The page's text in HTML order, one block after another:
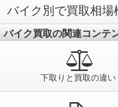
バイク別で買取相場
バイク買取の関連コンテ
下取りと買取の違い